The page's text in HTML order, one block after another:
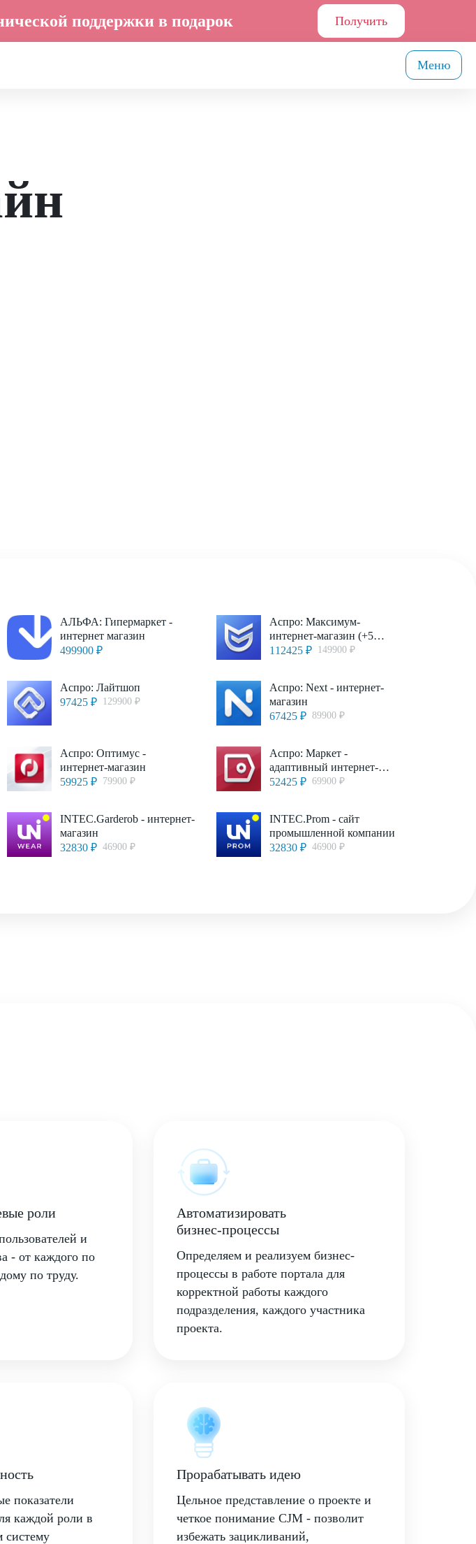
поддержки в подарок Получить
Меню
АЛЬФА: Гипермаркет -
интернет магазин
499900 ₽
Аспро: Максимум-
интернет-магазин (+5
готовых тематик)
112425 ₽ 149900 ₽
Аспро: Лайтшоп
97425 ₽ 129900 ₽
Аспро: Next - интернет-
магазин
67425 ₽ 89900 ₽
Аспро: Оптимус -
интернет-магазин
59925 ₽ 79900 ₽
Аспро: Маркет -
адаптивный интернет-
магазин
52425 ₽ 69900 ₽
INTEC.Garderob - интернет-
магазин
32830 ₽ 46900 ₽
INTEC.Prom - сайт
промышленной компании
32830 ₽ 46900 ₽
роли
и
- от каждого по
по труду.
Автоматизировать
бизнес-процессы
Определяем и реализуем бизнес-
процессы в работе портала для
корректной работы каждого
подразделения, каждого участника
проекта.
показатели
каждой роли в
систему
Прорабатывать идею
Цельное представление о проекте и
четкое понимание CJM - позволит
избежать зацикливаний,